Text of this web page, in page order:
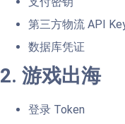
第三方物流 API
数据库凭证
2. 游戏出海
登录 Token